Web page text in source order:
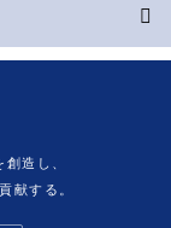
造し、
献する。